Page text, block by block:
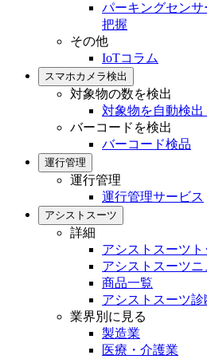
パーキングセン
把握
その他
IoTコラム
スマホカメラ検出
対象物の数を検出
対象物を自動検出
バーコードを検出
バーコード検品
運行管理
運行管理
運行管理サービス
アシストスーツ
詳細
アシストスーツト
アシストスーツニ
商品一覧
アシストスーツ診
業界別に見る
製造業
医療・介護業